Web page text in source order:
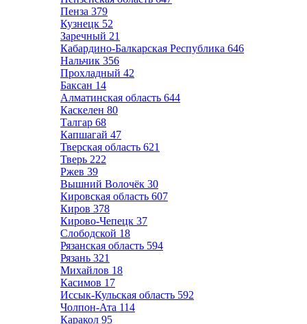
Пенза 379
Кузнецк 52
Заречный 21
Кабардино-Балкарская Республика 646
Нальчик 356
Прохладный 42
Баксан 14
Алматинская область 644
Каскелен 80
Талгар 68
Капшагай 47
Тверская область 621
Тверь 222
Ржев 39
Вышний Волочёк 30
Кировская область 607
Киров 378
Кирово-Чепецк 37
Слободской 18
Рязанская область 594
Рязань 321
Михайлов 18
Касимов 17
Иссык-Кульская область 592
Чолпон-Ата 114
Каракол 95